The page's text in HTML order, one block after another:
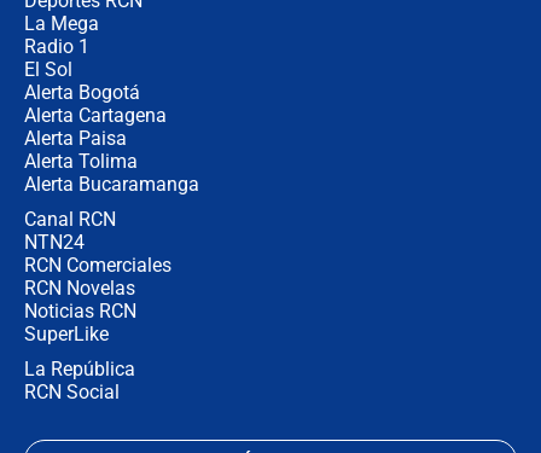
La Mega
Radio 1
El Sol
Alerta Bogotá
Alerta Cartagena
Alerta Paisa
Alerta Tolima
Alerta Bucaramanga
Canal RCN
NTN24
RCN Comerciales
RCN Novelas
Noticias RCN
SuperLike
La República
RCN Social